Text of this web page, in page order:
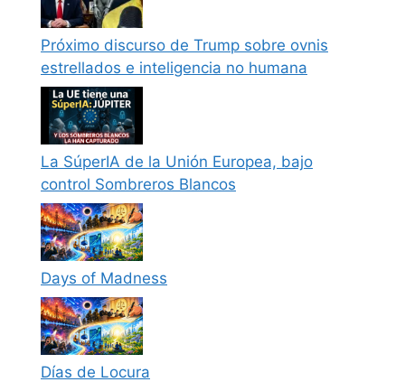
Próximo discurso de Trump sobre ovnis
estrellados e inteligencia no humana
La SúperIA de la Unión Europea, bajo
control Sombreros Blancos
Days of Madness
Días de Locura